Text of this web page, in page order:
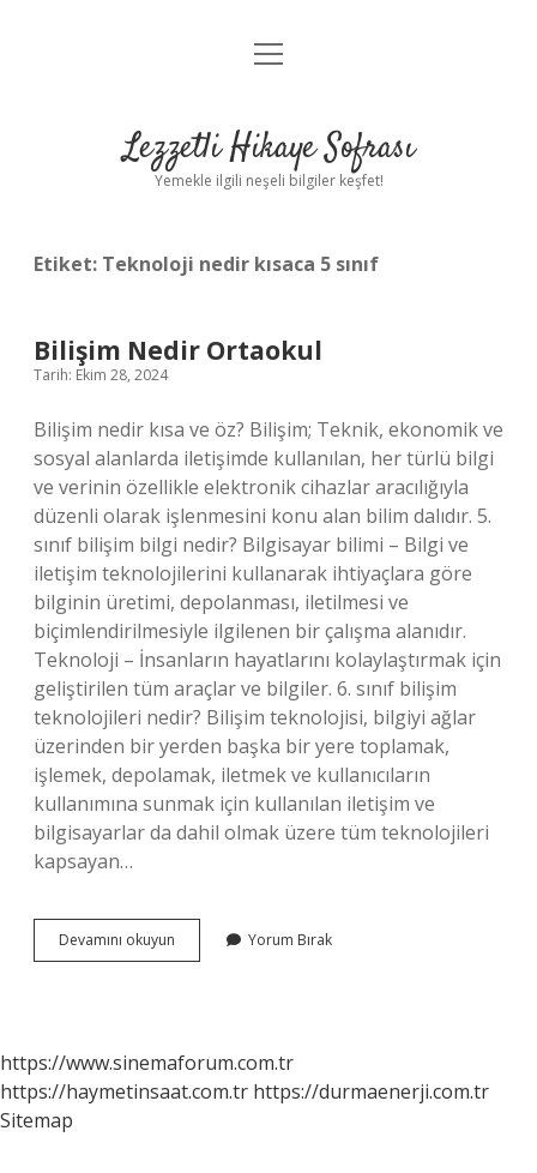
Anasayfa
Yasal Uyarı
menüyü
Lezzetli Hikaye Sofrası
Yemekle ilgili neşeli bilgiler keşfet!
Etiket: Teknoloji nedir kısaca 5 sınıf
Bilişim Nedir Ortaokul
Tarih: Ekim 28, 2024
Bilişim nedir kısa ve öz? Bilişim; Teknik, ekonomik ve
sosyal alanlarda iletişimde kullanılan, her türlü bilgi
ve verinin özellikle elektronik cihazlar aracılığıyla
düzenli olarak işlenmesini konu alan bilim dalıdır. 5.
sınıf bilişim bilgi nedir? Bilgisayar bilimi – Bilgi ve
iletişim teknolojilerini kullanarak ihtiyaçlara göre
bilginin üretimi, depolanması, iletilmesi ve
biçimlendirilmesiyle ilgilenen bir çalışma alanıdır.
Teknoloji – İnsanların hayatlarını kolaylaştırmak için
geliştirilen tüm araçlar ve bilgiler. 6. sınıf bilişim
teknolojileri nedir? Bilişim teknolojisi, bilgiyi ağlar
üzerinden bir yerden başka bir yere toplamak,
işlemek, depolamak, iletmek ve kullanıcıların
kullanımına sunmak için kullanılan iletişim ve
bilgisayarlar da dahil olmak üzere tüm teknolojileri
kapsayan…
Devamını okuyun
Nedir
Yorum Bırak
https://www.sinemaforum.com.tr
https://haymetinsaat.com.tr https://durmaenerji.com.tr
Sitemap